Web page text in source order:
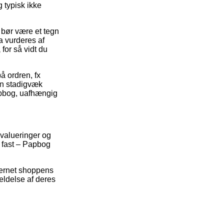
typisk ikke
være et tegn
vurderes af
så vidt du
ordren, fx
stadigvæk
uafhængig
og
– Papbog
shoppens
af deres